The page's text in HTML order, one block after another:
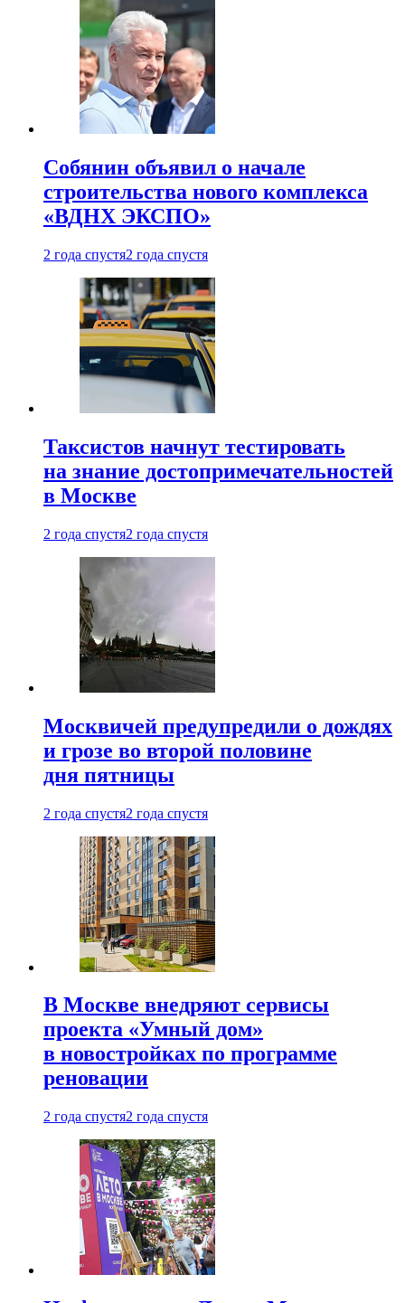
Собянин объявил о начале
строительства нового комплекса
«ВДНХ ЭКСПО»
2 года спустя2 года спустя
Таксистов начнут тестировать
на знание достопримечательностей
в Москве
2 года спустя2 года спустя
Москвичей предупредили о дождях
и грозе во второй половине
дня пятницы
2 года спустя2 года спустя
В Москве внедряют сервисы
проекта «Умный дом»
в новостройках по программе
реновации
2 года спустя2 года спустя